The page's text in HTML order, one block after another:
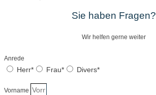
Sie haben Fragen?
Wir helfen gerne weiter
Anrede
Herr* Frau* Divers*
Vorname